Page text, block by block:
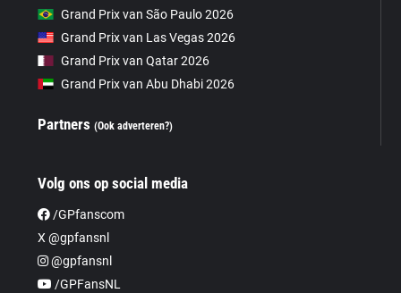
Grand Prix van São Paulo 2026
Grand Prix van Las Vegas 2026
Grand Prix van Qatar 2026
Grand Prix van Abu Dhabi 2026
Partners(Ook adverteren?)
Volg ons op social media
/GPfanscom
X @gpfansnl
@gpfansnl
/GPFansNL